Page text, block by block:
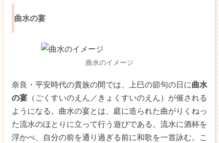
曲水の宴
曲水のイメージ
奈良・平安時代の貴族の間では、上巳の節句の日に曲水
の宴 （ごくすいのえん／きょくすいのえん）が催される
ようになる。曲水の宴とは、庭に造られた曲がりくねっ
た流水のほとりに立って行う遊びである。流水に酒杯を
浮かべ、自分の前を通り過ぎる前に和歌を一首詠む。こ